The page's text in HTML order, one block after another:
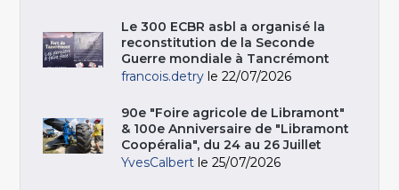
Le 300 ECBR asbl a organisé la
reconstitution de la Seconde
Guerre mondiale à Tancrémont
francois.detry le 22/07/2026
90e "Foire agricole de Libramont"
& 100e Anniversaire de "Libramont
Coopéralia", du 24 au 26 Juillet
YvesCalbert le 25/07/2026